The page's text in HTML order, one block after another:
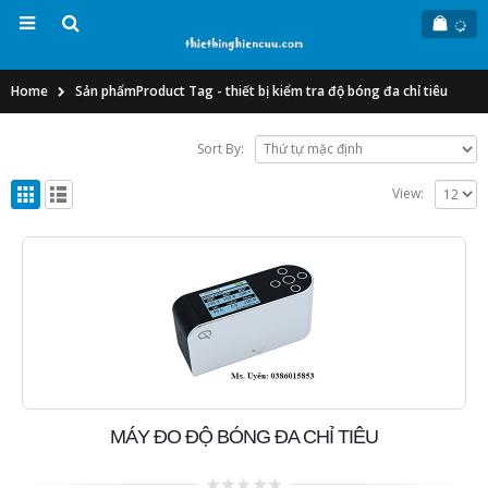
Home Sản phẩmProduct Tag -thiết bị kiểm tra độ bóng đa chỉ tiêu
Sort By:
View:
MÁY ĐO ĐỘ BÓNG ĐA CHỈ TIÊU